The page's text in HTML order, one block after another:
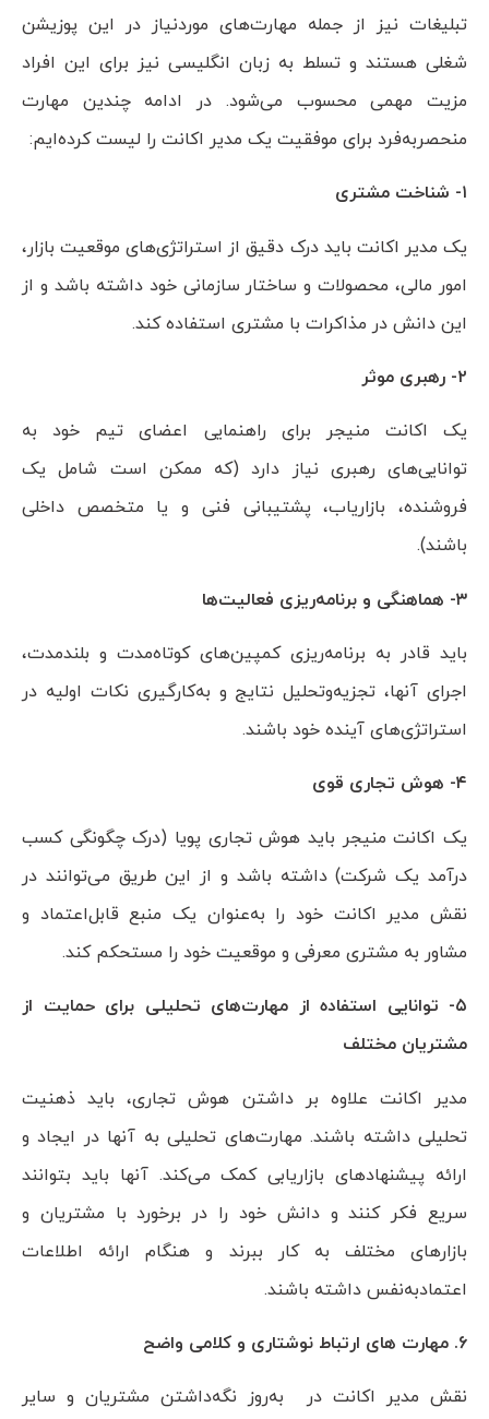
تبلیغات نیز از جمله مهارت‌های موردنیاز در این پوزیشن
شغلی هستند و تسلط به زبان انگلیسی نیز برای این افراد
مزیت مهمی محسوب می‌شود. در ادامه چندین مهارت
منحصربه‌فرد برای موفقیت یک مدیر اکانت را لیست کرده‌ایم:
۱- شناخت مشتری
یک مدیر اکانت باید درک دقیق از استراتژی‌های موقعیت بازار،
امور مالی، محصولات و ساختار سازمانی خود داشته باشد و از
این دانش در مذاکرات با مشتری استفاده کند.
۲- رهبری موثر
یک اکانت منیجر برای راهنمایی اعضای تیم خود به
توانایی‌های رهبری نیاز دارد (که ممکن است شامل یک
فروشنده، بازاریاب، پشتیبانی فنی و یا متخصص داخلی
باشند).
۳- هماهنگی و برنامه‌ریزی فعالیت‌ها
باید قادر به برنامه‌ریزی کمپین‌های کوتاه‌مدت و بلندمدت،
اجرای آنها، تجزیه‌وتحلیل نتایج و به‌کارگیری نکات اولیه در
استراتژی‌های آینده خود باشند.
۴- هوش تجاری قوی
یک اکانت منیجر باید هوش تجاری پویا (درک چگونگی کسب
درآمد یک شرکت) داشته باشد و از این طریق می‌توانند در
نقش مدیر اکانت خود را به‌عنوان یک منبع قابل‌اعتماد و
مشاور به مشتری معرفی و موقعیت خود را مستحکم کند.
۵- توانایی استفاده از مهارت‌های تحلیلی برای حمایت از
مشتریان مختلف
مدیر اکانت علاوه بر داشتن هوش تجاری، باید ذهنیت
تحلیلی داشته باشند. مهارت‌های تحلیلی به آنها در ایجاد و
ارائه پیشنهادهای بازاریابی کمک می‌کند. آنها باید بتوانند
سریع فکر کنند و دانش خود را در برخورد با مشتریان و
بازارهای مختلف به کار ببرند و هنگام ارائه اطلاعات
اعتمادبه‌نفس داشته باشند.
6. مهارت های ارتباط نوشتاری و کلامی واضح
نقش مدیر اکانت در به‌روز نگه‌داشتن مشتریان و سایر